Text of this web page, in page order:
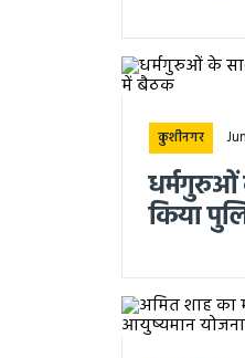
कुशीनगर
धर्मगुरुओं
किया